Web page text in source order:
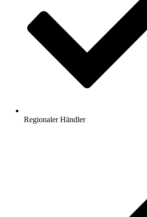
Regionaler Händler